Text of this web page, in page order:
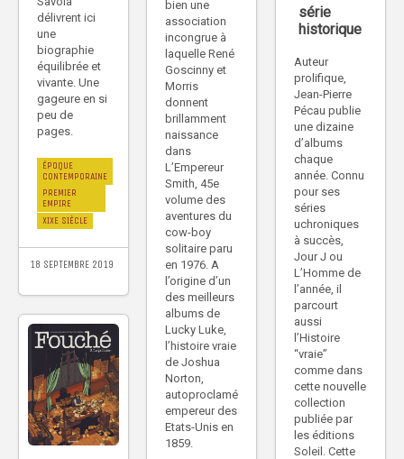
délivrent ici
une
biographie
équilibrée et
vivante. Une
gageure en si
peu de
pages.
ÉPOQUE
CONTEMPORAINE
PREMIER
EMPIRE
XIXE SIÈCLE
18 SEPTEMBRE 2019
bien une
association
incongrue à
laquelle René
Goscinny et
Morris
donnent
brillamment
naissance
dans
L’Empereur
Smith, 45e
volume des
aventures du
cow-boy
solitaire paru
en 1976. A
l’origine d’un
des meilleurs
albums de
Lucky Luke,
l’histoire vraie
de Joshua
Norton,
autoproclamé
empereur des
Etats-Unis en
1859.
série
historique
Auteur
prolifique,
Jean-Pierre
Pécau publie
une dizaine
d’albums
chaque
année. Connu
pour ses
séries
uchroniques
à succès,
Jour J ou
L’Homme de
l’année, il
parcourt
aussi
l’Histoire
“vraie”
comme dans
cette nouvelle
collection
publiée par
les éditions
Soleil. Cette